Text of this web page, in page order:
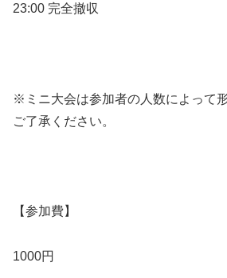
23:00 完全撤収
※ミニ大会は参加者の人数によって
ご了承ください。
【参加費】
1000円